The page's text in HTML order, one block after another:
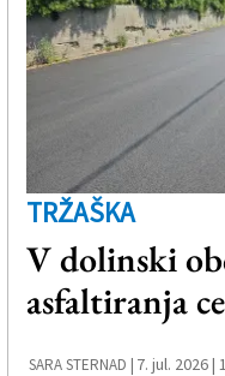
TRŽAŠKA
V dolinski
asfaltiranja
SARA STERNAD | 7. jul. 2026 |